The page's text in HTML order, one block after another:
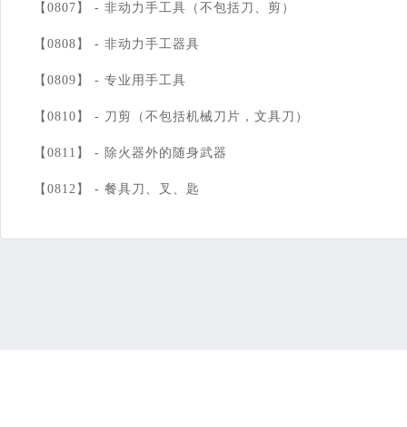
【0807】 - 非动力手工具（不包括刀、剪）
【0808】 - 非动力手工器具
【0809】 - 专业用手工具
【0810】 - 刀剪（不包括机械刀片，文具刀）
【0811】 - 除火器外的随身武器
【0812】 - 餐具刀、叉、匙